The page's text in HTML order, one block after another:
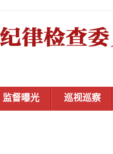
监督曝光 巡视巡察